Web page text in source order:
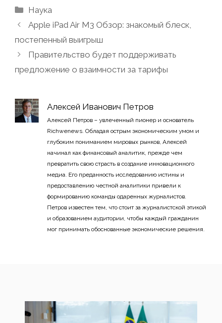
Рубрики
Наука
Apple iPad Air M3 Обзор: знакомый блеск,
постепенный выигрыш
Правительство будет поддерживать
предложение о взаимности за тарифы
Алексей Иванович Петров
Алексей Петров – увлеченный пионер и основатель
Richwenews. Обладая острым экономическим умом и
глубоким пониманием мировых рынков, Алексей
начинал как финансовый аналитик, прежде чем
превратить свою страсть в создание инновационного
медиа. Его преданность исследованию истины и
предоставлению честной аналитики привели к
формированию команды одаренных журналистов.
Петров известен тем, что стоит за журналистской этикой
и образованием аудитории, чтобы каждый гражданин
мог принимать обоснованные экономические решения.